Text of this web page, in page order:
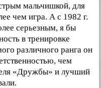
мальчишкой, для
чем игра. А с 1982 г.
серьезным, я бы
в тренировке
различного ранга он
чем
«Дружбы» и лучший